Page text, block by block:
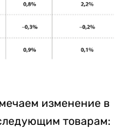
изменение в
товарам: